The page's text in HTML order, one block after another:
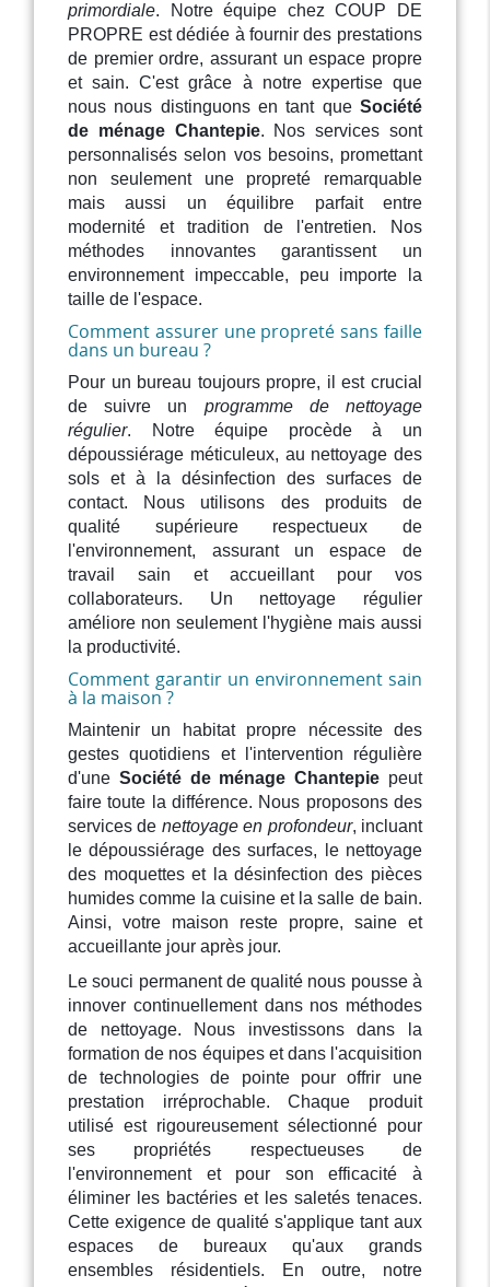
primordiale. Notre équipe chez COUP DE
PROPRE est dédiée à fournir des prestations
de premier ordre, assurant un espace propre
et sain. C'est grâce à notre expertise que
nous nous distinguons en tant que Société
de ménage Chantepie. Nos services sont
personnalisés selon vos besoins, promettant
non seulement une propreté remarquable
mais aussi un équilibre parfait entre
modernité et tradition de l'entretien. Nos
méthodes innovantes garantissent un
environnement impeccable, peu importe la
taille de l'espace.
Comment assurer une propreté sans faille
dans un bureau ?
Pour un bureau toujours propre, il est crucial
de suivre un programme de nettoyage
régulier. Notre équipe procède à un
dépoussiérage méticuleux, au nettoyage des
sols et à la désinfection des surfaces de
contact. Nous utilisons des produits de
qualité supérieure respectueux de
l'environnement, assurant un espace de
travail sain et accueillant pour vos
collaborateurs. Un nettoyage régulier
améliore non seulement l'hygiène mais aussi
la productivité.
Comment garantir un environnement sain
à la maison ?
Maintenir un habitat propre nécessite des
gestes quotidiens et l'intervention régulière
d'une Société de ménage Chantepie peut
faire toute la différence. Nous proposons des
services de nettoyage en profondeur, incluant
le dépoussiérage des surfaces, le nettoyage
des moquettes et la désinfection des pièces
humides comme la cuisine et la salle de bain.
Ainsi, votre maison reste propre, saine et
accueillante jour après jour.
Le souci permanent de qualité nous pousse à
innover continuellement dans nos méthodes
de nettoyage. Nous investissons dans la
formation de nos équipes et dans l'acquisition
de technologies de pointe pour offrir une
prestation irréprochable. Chaque produit
utilisé est rigoureusement sélectionné pour
ses propriétés respectueuses de
l'environnement et pour son efficacité à
éliminer les bactéries et les saletés tenaces.
Cette exigence de qualité s'applique tant aux
espaces de bureaux qu'aux grands
ensembles résidentiels. En outre, notre